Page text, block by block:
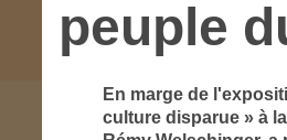
peuple
En marge de
culture dis­parue » à